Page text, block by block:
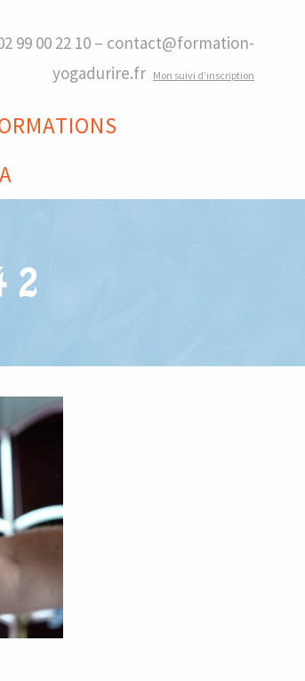
99 00 22 10 – contact@formation-
yogadurire.fr Mon suivi d’inscription
2